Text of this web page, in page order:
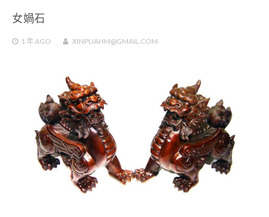
女媧石
1 年 AGO XINPUAHM@GMAIL.COM